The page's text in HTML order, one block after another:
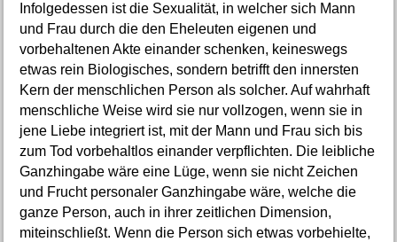
Infolgedessen ist die Sexualität, in welcher sich Mann
und Frau durch die den Eheleuten eigenen und
vorbehaltenen Akte einander schenken, keineswegs
etwas rein Biologisches, sondern betrifft den innersten
Kern der menschlichen Person als solcher. Auf wahrhaft
menschliche Weise wird sie nur vollzogen, wenn sie in
jene Liebe integriert ist, mit der Mann und Frau sich bis
zum Tod vorbehaltlos einander verpflichten. Die leibliche
Ganzhingabe wäre eine Lüge, wenn sie nicht Zeichen
und Frucht personaler Ganzhingabe wäre, welche die
ganze Person, auch in ihrer zeitlichen Dimension,
miteinschließt. Wenn die Person sich etwas vorbehielte,